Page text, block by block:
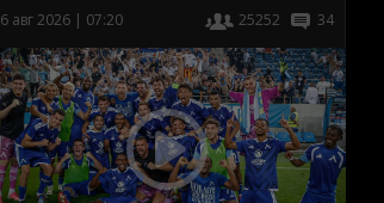
6 авг 2026 | 07:20 25252 34